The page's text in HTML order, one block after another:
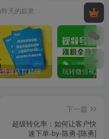
天的奴隶
抖店无货源店群精细化运营系列课，帮助0基础新手开启抖店创业之路价值888元
下一篇
超级转化率：如何让客户快
速下单-by-陈勇-[陈勇]